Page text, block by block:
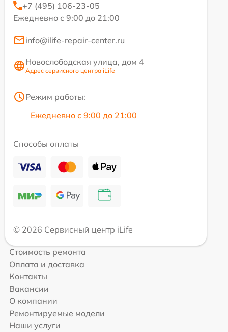
+7 (495) 106-23-05
Ежедневно с 9:00 до 21:00
info@ilife-repair-center.ru
Новослободская улица, дом 4
Адрес сервисного центра iLife
Режим работы:
Ежедневно с 9:00 до 21:00
Способы оплаты
© 2026 Сервисный центр iLife
Стоимость ремонта
Оплата и доставка
Контакты
Вакансии
О компании
Ремонтируемые модели
Наши услуги